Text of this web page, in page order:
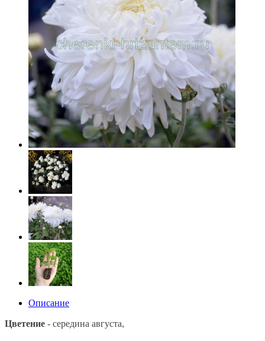
Описание
Цветение - середина августа,